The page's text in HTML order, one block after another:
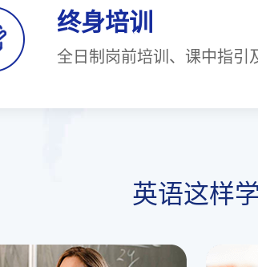
终身培训
全日制岗前培训、课中指引
英语这样